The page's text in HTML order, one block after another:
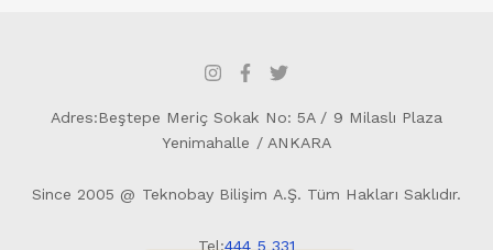
Adres:Beştepe Meriç Sokak No: 5A / 9 Milaslı Plaza
Yenimahalle / ANKARA
Since 2005 @ Teknobay Bilişim A.Ş. Tüm Hakları Saklıdır.
Tel:444 5 331